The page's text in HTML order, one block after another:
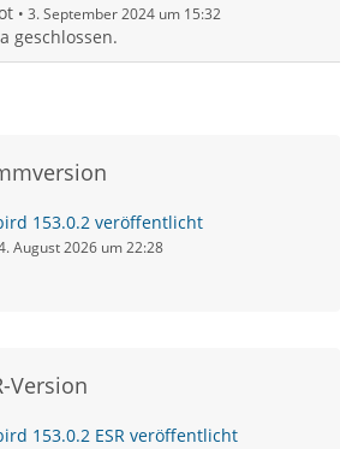
3. September 2024 um 15:32
geschlossen.
153.0.2 veröffentlicht
August 2026 um 22:28
Version
153.0.2 ESR veröffentlicht